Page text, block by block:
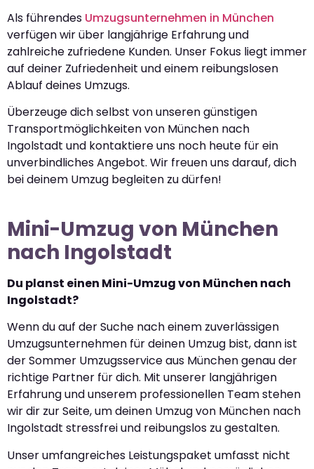
Als führendes Umzugsunternehmen in München
verfügen wir über langjährige Erfahrung und
zahlreiche zufriedene Kunden. Unser Fokus liegt immer
auf deiner Zufriedenheit und einem reibungslosen
Ablauf deines Umzugs.
Überzeuge dich selbst von unseren günstigen
Transportmöglichkeiten von München nach
Ingolstadt und kontaktiere uns noch heute für ein
unverbindliches Angebot. Wir freuen uns darauf, dich
bei deinem Umzug begleiten zu dürfen!
Mini-Umzug von München
nach Ingolstadt
Du planst einen Mini-Umzug von München nach
Ingolstadt?
Wenn du auf der Suche nach einem zuverlässigen
Umzugsunternehmen für deinen Umzug bist, dann ist
der Sommer Umzugsservice aus München genau der
richtige Partner für dich. Mit unserer langjährigen
Erfahrung und unserem professionellen Team stehen
wir dir zur Seite, um deinen Umzug von München nach
Ingolstadt stressfrei und reibungslos zu gestalten.
Unser umfangreiches Leistungspaket umfasst nicht